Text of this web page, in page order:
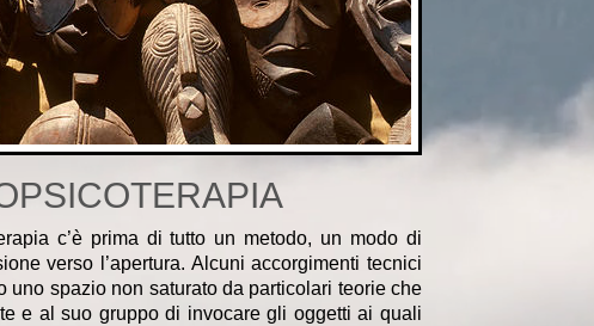
c’è prima di tutto un metodo, un modo di
verso l’apertura. Alcuni accorgimenti tecnici
uno spazio non saturato da particolari teorie che
e al suo gruppo di invocare gli oggetti ai quali